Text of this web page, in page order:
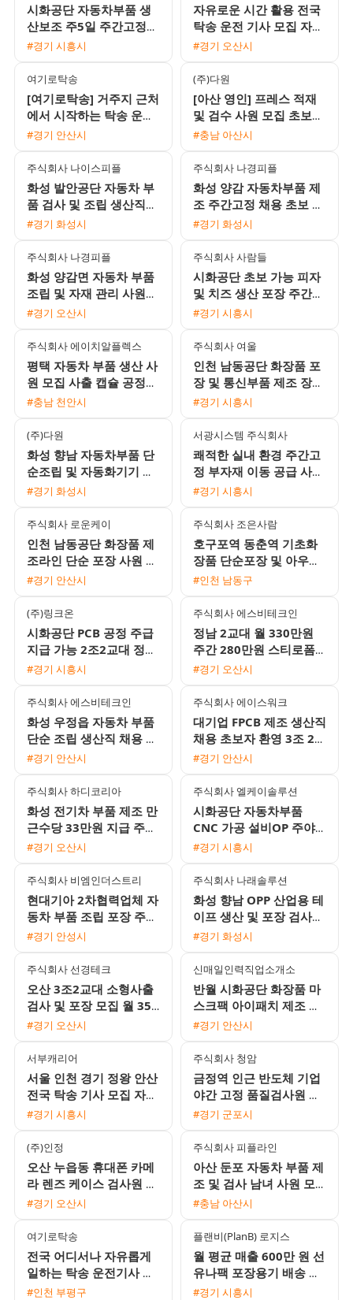
시화공단 자동차부품 생
산보조 주5일 주간고정
남녀 사원 모집 월 310만
#경기 시흥시
자유로운 시간 활용 전국
탁송 운전 기사 모집 자차
없어도 초보 및 외국인 환
#경기 오산시
여기로탁송
[여기로탁송] 거주지 근처
에서 시작하는 탁송 운전
기사 모집 (일급 18만원 /
#경기 안산시
(주)다원
[아산 영인] 프레스 적재
및 검수 사원 모집 초보
동반 지원 가능 자차 소지
#충남 아산시
주식회사 나이스피플
화성 발안공단 자동차 부
품 검사 및 조립 생산직
모집 (가불 가능, 초보 및
#경기 화성시
주식회사 나경피플
화성 양감 자동차부품 제
조 주간고정 채용 초보 및
교포 환영 상여 200퍼센
#경기 화성시
주식회사 나경피플
화성 양감면 자동차 부품
조립 및 자재 관리 사원
모집 (주간고정, 상여
#경기 오산시
주식회사 사람들
시화공단 초보 가능 피자
및 치즈 생산 포장 주간
단기 사원 모집
#경기 시흥시
주식회사 에이치알플렉스
평택 자동차 부품 생산 사
원 모집 사출 캡슐 공정
기숙사 제공 주급 가능
#충남 천안시
주식회사 여울
인천 남동공단 화장품 포
장 및 통신부품 제조 장기
근로자 모집 (주간고정 /
#경기 시흥시
(주)다원
화성 향남 자동차부품 단
순조립 및 자동화기기 조
작원 모집 주간고정 유류
#경기 화성시
서광시스템 주식회사
쾌적한 실내 환경 주간고
정 부자재 이동 공급 사원
모집 주급 지급 가능
#경기 시흥시
주식회사 로운케이
인천 남동공단 화장품 제
조라인 단순 포장 사원 모
집 초보환영 주간고정 일
#경기 안산시
주식회사 조은사람
호구포역 동춘역 기초화
장품 단순포장 및 아우터
업무 초보자 환영 무료 셔
#인천 남동구
(주)링크온
시화공단 PCB 공정 주급
지급 가능 2조2교대 정규
직 전환 채용
#경기 시흥시
주식회사 에스비테크인
정남 2교대 월 330만원
주간 280만원 스티로폼
박스 생산 포장 사원 모집
#경기 오산시
주식회사 에스비테크인
화성 우정읍 자동차 부품
단순 조립 생산직 채용 초
보 및 F비자 가능 2교대
#경기 안산시
주식회사 에이스워크
대기업 FPCB 제조 생산직
채용 초보자 환영 3조 2교
대 및 통근버스 운행
#경기 안산시
주식회사 하디코리아
화성 전기차 부품 제조 만
근수당 33만원 지급 주간
고정 사원 모집
#경기 오산시
주식회사 엘케이솔루션
시화공단 자동차부품
CNC 가공 설비OP 주야2
교대 모집 (매년 시급 인
#경기 시흥시
주식회사 비엠인더스트리
현대기아 2차협력업체 자
동차 부품 조립 포장 주간
고정 사원 모집
#경기 안성시
주식회사 나래솔루션
화성 향남 OPP 산업용 테
이프 생산 및 포장 검사
사원 모집 주급 가능
#경기 화성시
주식회사 선경테크
오산 3조2교대 소형사출
검사 및 포장 모집 월 350
만에서 370만원 이상 기
행
#경기 오산시
신매일인력직업소개소
반월 시화공단 화장품 마
스크팩 아이패치 제조 포
장 여성 사원 모집 (주간
#경기 안산시
서부캐리어
서울 인천 경기 정왕 안산
전국 탁송 기사 모집 자차
없이 초보 가능
#경기 시흥시
주식회사 청암
금정역 인근 반도체 기업
야간 고정 품질검사원 모
집 편안한 좌식근무와 사
#경기 군포시
(주)인정
오산 누읍동 휴대폰 카메
라 렌즈 케이스 검사원 채
용 통근버스 및 기숙사 제
#경기 오산시
주식회사 피플라인
아산 둔포 자동차 부품 제
조 및 검사 남녀 사원 모
집 통근버스 운행 및 교통
#충남 아산시
여기로탁송
전국 어디서나 자유롭게
일하는 탁송 운전기사 모
집 / 월 450만원 수준 / 초
#인천 부평구
플랜비(PlanB) 로지스
월 평균 매출 600만 원 선
유나팩 포장용기 배송 기
사 모집 경력 무관 외국인
#경기 시흥시